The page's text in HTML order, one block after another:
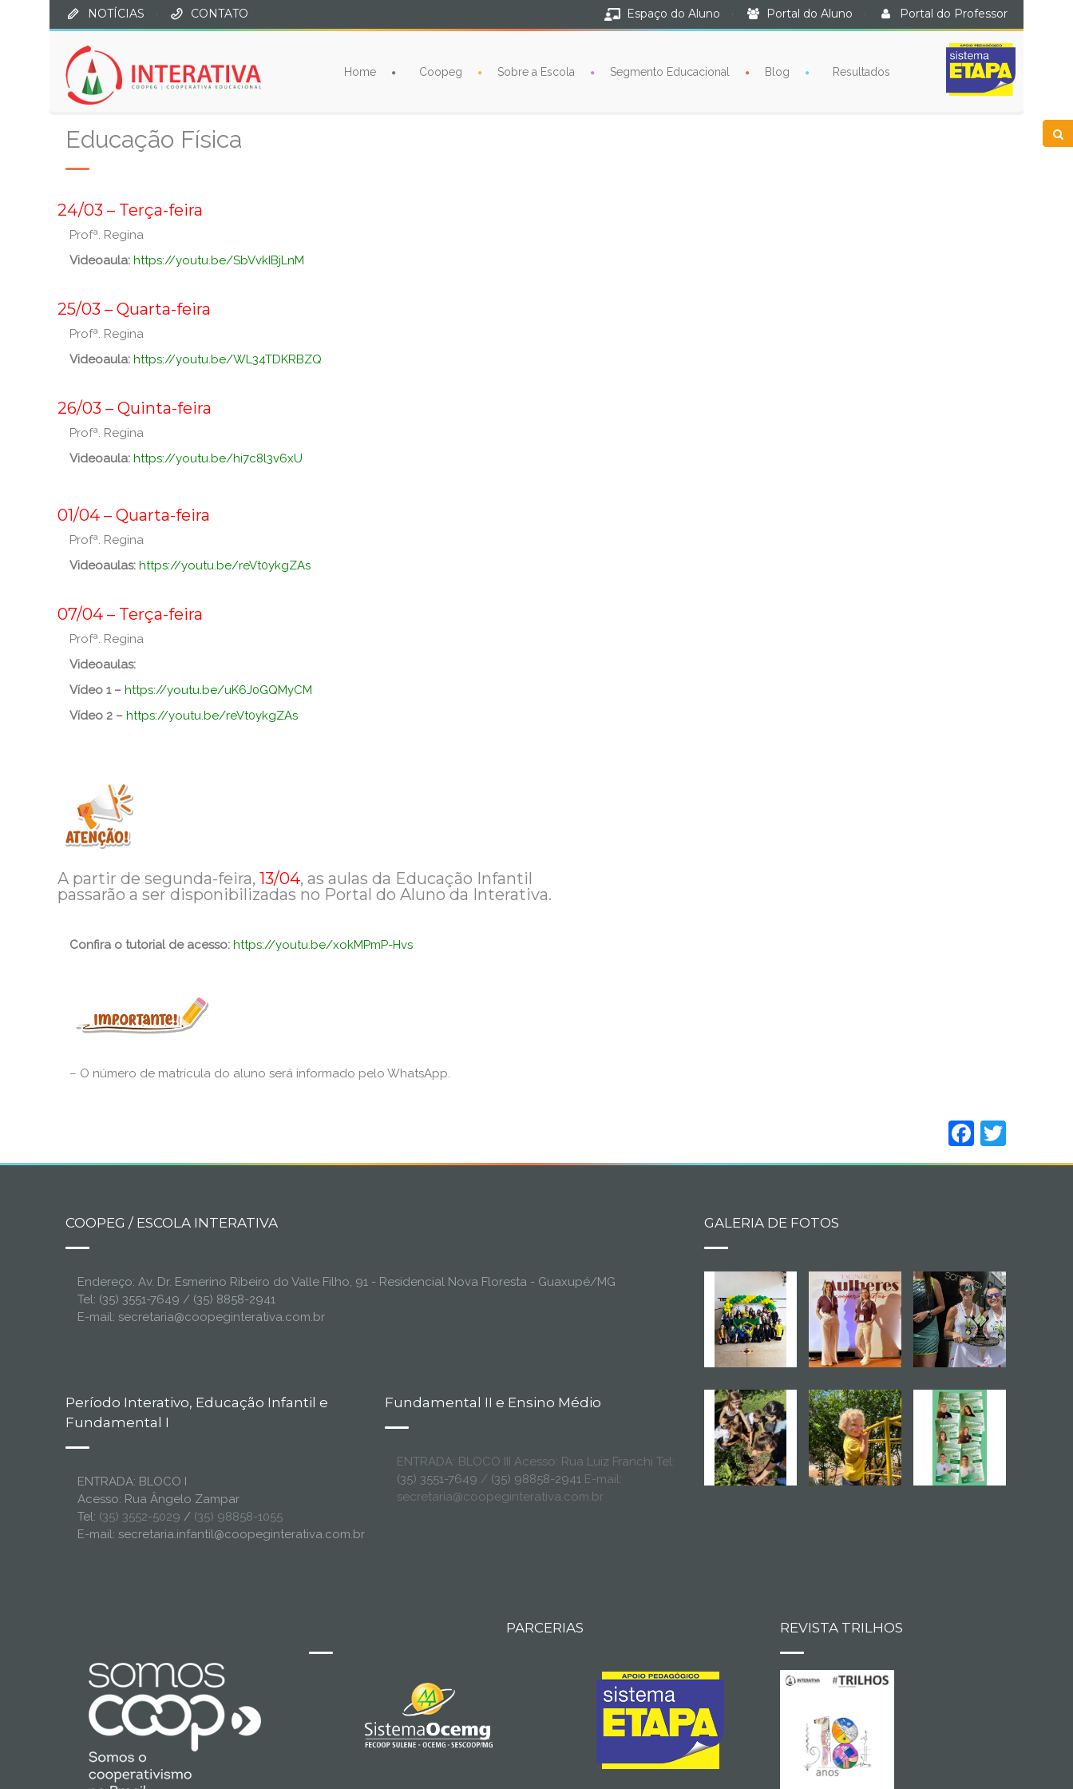
NOTÍCIAS · CONTATO Espaço do Aluno · Portal do Aluno · Portal do Professor
Home Coopeg Sobre a Escola Segmento Educacional Blog Resultados
Educação Física
24/03 – Terça-feira
Profª. Regina
Videoaula: https://youtu.be/SbVvkIBjLnM
25/03 – Quarta-feira
Profª. Regina
Videoaula: https://youtu.be/WL34TDKRBZQ
26/03 – Quinta-feira
Profª. Regina
Videoaula: https://youtu.be/hi7c8l3v6xU
01/04 – Quarta-feira
Profª. Regina
Videoaulas: https://youtu.be/reVt0ykgZAs
07/04 – Terça-feira
Profª. Regina
Videoaulas:
Vídeo 1 – https://youtu.be/uK6J0GQMyCM
Vídeo 2 – https://youtu.be/reVt0ykgZAs
A partir de segunda-feira, 13/04, as aulas da Educação Infantil
passarão a ser disponibilizadas no Portal do Aluno da Interativa.
Confira o tutorial de acesso: https://youtu.be/xokMPmP-Hvs
– O número de matrícula do aluno será informado pelo WhatsApp.
COOPEG / ESCOLA INTERATIVA
Endereço: Av. Dr. Esmerino Ribeiro do Valle Filho, 91 - Residencial Nova Floresta - Guaxupé/MG
Tel: (35) 3551-7649 / (35) 8858-2941
E-mail: secretaria@coopeginterativa.com.br
Período Interativo, Educação Infantil e
Fundamental I
ENTRADA: BLOCO I
Acesso: Rua Ângelo Zampar
Tel: (35) 3552-5029 / (35) 98858-1055
E-mail: secretaria.infantil@coopeginterativa.com.br
Fundamental II e Ensino Médio
ENTRADA: BLOCO III Acesso: Rua Luiz Franchi Tel:
(35) 3551-7649 / (35) 98858-2941E-mail:
secretaria@coopeginterativa.com.br
GALERIA DE FOTOS
PARCERIAS REVISTA TRILHOS